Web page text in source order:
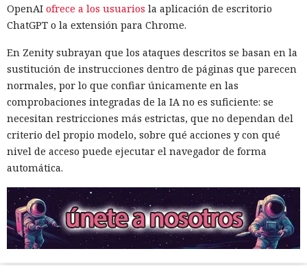
OpenAI ofrece a los usuarios la aplicación de escritorio
ChatGPT o la extensión para Chrome.
En Zenity subrayan que los ataques descritos se basan en la
sustitución de instrucciones dentro de páginas que parecen
normales, por lo que confiar únicamente en las
comprobaciones integradas de la IA no es suficiente: se
necesitan restricciones más estrictas, que no dependan del
criterio del propio modelo, sobre qué acciones y con qué
nivel de acceso puede ejecutar el navegador de forma
automática.